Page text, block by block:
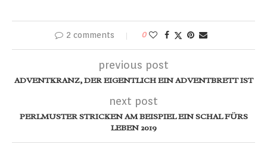
2 comments 0
previous post
ADVENTKRANZ, DER EIGENTLICH EIN ADVENTBRETT IST
next post
PERLMUSTER STRICKEN AM BEISPIEL EIN SCHAL FÜRS
LEBEN 2019